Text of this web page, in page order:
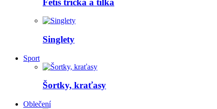
Singlety
Sport
Šortky, kraťasy
Oblečení